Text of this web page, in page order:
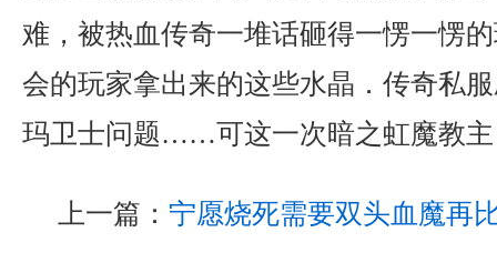
难，被热血传奇一堆话砸得一愣一愣
会的玩家拿出来的这些水晶．传奇私
玛卫士问题……可这一次暗之虹魔教
上一篇： 宁愿烧死需要双头血魔再